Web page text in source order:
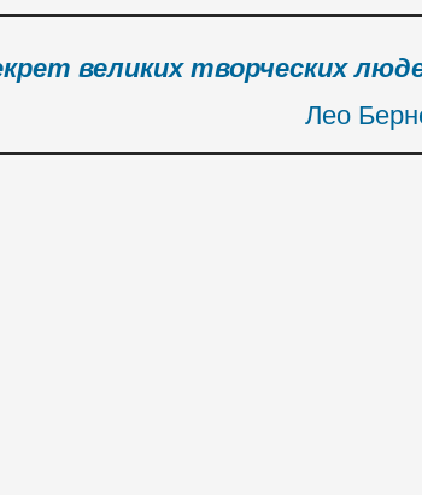
великих творческих
Лео